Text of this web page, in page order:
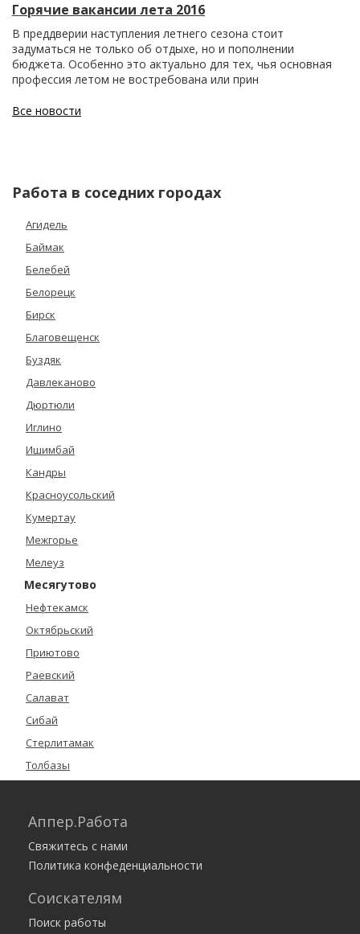
Горячие вакансии лета 2016
В преддверии наступления летнего сезона стоит
задуматься не только об отдыхе, но и пополнении
бюджета. Особенно это актуально для тех, чья основная
профессия летом не востребована или прин
Все новости
Работа в соседних городах
Агидель
Баймак
Белебей
Белорецк
Бирск
Благовещенск
Буздяк
Давлеканово
Дюртюли
Иглино
Ишимбай
Кандры
Красноусольский
Кумертау
Межгорье
Мелеуз
Месягутово
Нефтекамск
Октябрьский
Приютово
Раевский
Салават
Сибай
Стерлитамак
Толбазы
Чекмагуш
Янаул
Аппер.Работа
Свяжитесь с нами
Политика конфеденциальности
Соискателям
Поиск работы